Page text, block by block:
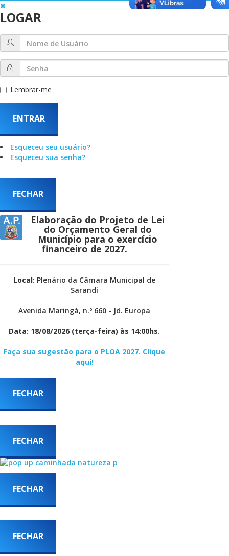
LOGAR
Lembrar-me
ENTRAR
Esqueceu seu usuário?
Esqueceu sua senha?
FECHAR
Elaboração do Projeto de Lei
do Orçamento Geral do
Município para o exercício
financeiro de 2027.
Local: Plenário da Câmara Municipal de
Sarandi
Avenida Maringá, n.º 660 - Jd. Europa
Data: 18/08/2026 (terça-feira) às 14:00hs.
Faça sua sugestão para o PLOA 2027. Clique
aqui!
FECHAR
FECHAR
FECHAR
FECHAR